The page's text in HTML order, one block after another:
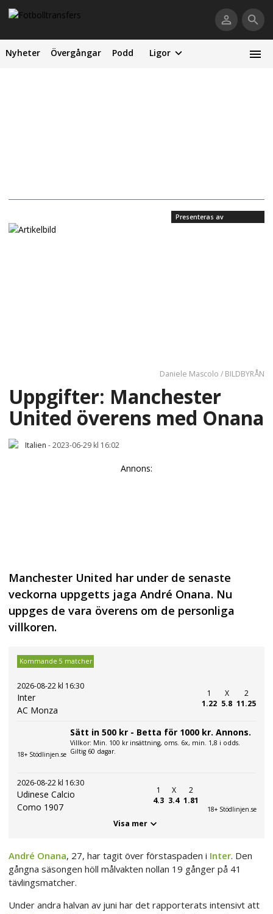
Nyheter Övergångar Podd Ligor
Presenteras av
Daniele Mascolo / BILDBYRÅN
Uppgifter: Manchester
United överens med Onana
Italien -2023-06-29 kl 16:02
Annons:
Manchester United har under de senaste
veckorna uppgetts jaga André Onana. Nu
uppges de vara överens om de personliga
villkoren.
Kommande 5 matcher
2026-08-22 kl 16:30
Inter
AC Monza
1
1.22
X
5.8
2
11.25
18+ Stödlinjen.se
Sätt in 500 kr - Betta för 1000 kr. Annons.
Villkor: Min. 100 kr insättning, oms. 6x, min. 1,8 i odds.
Giltig 60 dagar.
2026-08-22 kl 16:30
Udinese Calcio
Como 1907
1
4.3
X
3.4
2
1.81
18+ Stödlinjen.se
Visa mer
André Onana, 27, har tagit över förstaspaden i Inter. Den
gångna säsongen höll målvakten nollan 19 gånger på 41
tävlingsmatcher.
Under andra halvan av juni har det rapporterats intensivt att